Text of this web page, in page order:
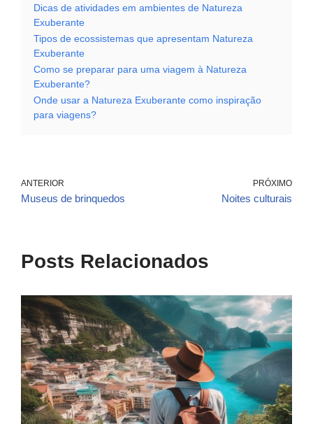
Dicas de atividades em ambientes de Natureza
Exuberante
Tipos de ecossistemas que apresentam Natureza
Exuberante
Como se preparar para uma viagem à Natureza
Exuberante?
Onde usar a Natureza Exuberante como inspiração
para viagens?
ANTERIOR
Museus de brinquedos
PRÓXIMO
Noites culturais
Posts Relacionados